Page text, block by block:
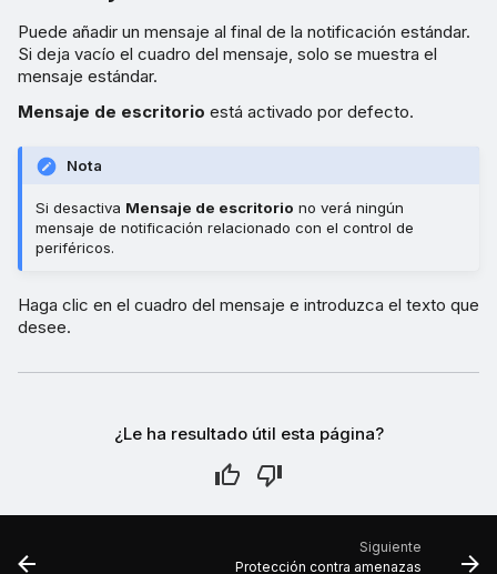
Puede añadir un mensaje al final de la notificación estándar.
Si deja vacío el cuadro del mensaje, solo se muestra el
mensaje estándar.
Mensaje de escritorio está activado por defecto.
Nota
Si desactiva Mensaje de escritorio no verá ningún
mensaje de notificación relacionado con el control de
periféricos.
Haga clic en el cuadro del mensaje e introduzca el texto que
desee.
¿Le ha resultado útil esta página?
Siguiente
Protección contra amenazas